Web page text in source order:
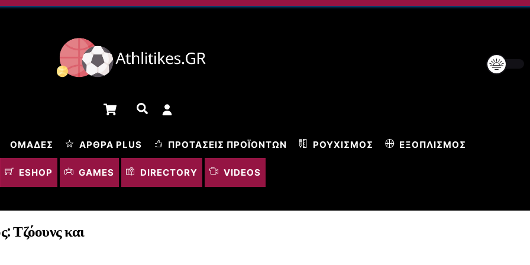
Cart Αναζήτηση
ΟΜΆΔΕΣ ΆΡΘΡΑ PLUS ΠΡΟΤΆΣΕΙΣ ΠΡΟΪΌΝΤΩΝ ΡΟΥΧΙΣΜΌΣ ΕΞΟΠΛΙΣΜΌΣ
ESHOP GAMES DIRECTORY VIDEOS
Τζόουνς και